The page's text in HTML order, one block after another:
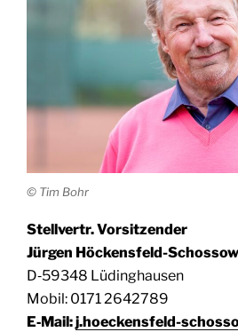
© Tim Bohr
Stell­vertr. Vorsitzender
Jür­gen Höckensfeld-Schossow
D‑59348 Lüding­hau­sen
Mobil: 0171 2642789
E‑Mail:j.hoeckensfeld-